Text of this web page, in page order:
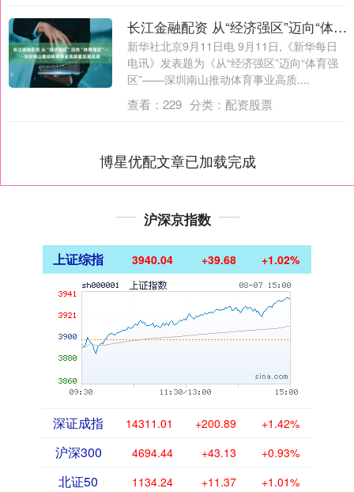
长江金融配资 从“经济强区”迈向“体育强区”——深圳南山推动体育事业高质量发展观察
新华社北京9月11日电 9月11日,《新华每日
电讯》发表题为《从“经济强区”迈向“体育强
区”——深圳南山推动体育事业高质....
查看： 229 分类： 配资股票
博星优配文章已加载完成
沪深京指数
上证综指 3940.04 +39.68 +1.02%
深证成指 14311.01 +200.89 +1.42%
沪深300 4694.44 +43.13 +0.93%
北证50 1134.24 +11.37 +1.01%